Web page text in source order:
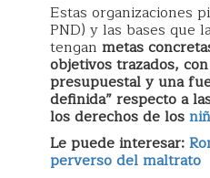
Estas organizaciones
PND) y las bases que
tengan metas
objetivos trazados,
presupuestal y una
definida” respecto a
los derechos de los
Le puede interesar:
perverso del maltrato